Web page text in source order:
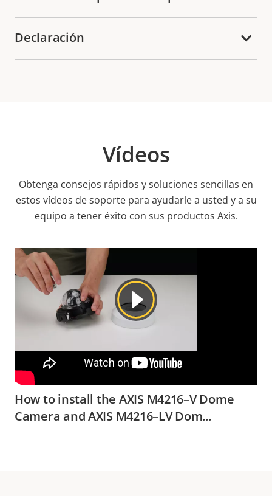
Declaración
Vídeos
Obtenga consejos rápidos y soluciones sencillas en
estos vídeos de soporte para ayudarle a usted y a su
equipo a tener éxito con sus productos Axis.
How to install the AXIS M4216–V Dome
Camera and AXIS M4216–LV Dom...